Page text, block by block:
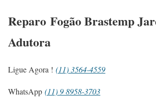
Reparo Fogão Brastemp
Adutora
Ligue Agora ! (11) 3564-4559
WhatsApp (11) 9 8958-3703